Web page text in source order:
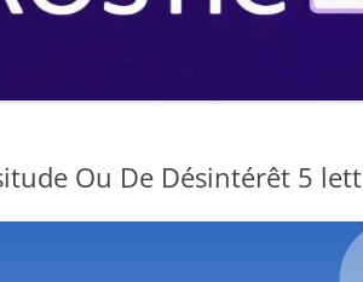
Ou De Désintérêt 5